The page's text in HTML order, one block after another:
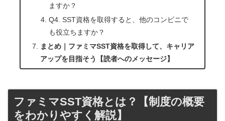
ますか？
Q4. SST資格を取得すると、他のコンビニで
も役立ちますか？
まとめ｜ファミマSST資格を取得して、キャリア
アップを目指そう【読者へのメッセージ】
ファミマSST資格とは？【制度の概要
をわかりやすく解説】